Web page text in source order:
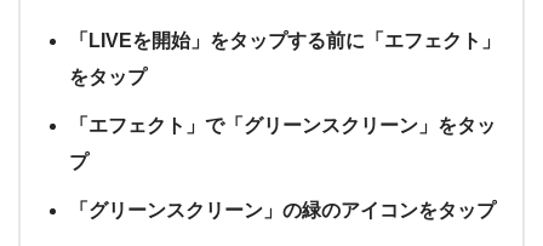
「LIVEを開始」をタップする前に「エフェクト」
をタップ
「エフェクト」で「グリーンスクリーン」をタッ
プ
「グリーンスクリーン」の緑のアイコンをタップ